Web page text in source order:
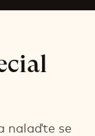
nalaďte se